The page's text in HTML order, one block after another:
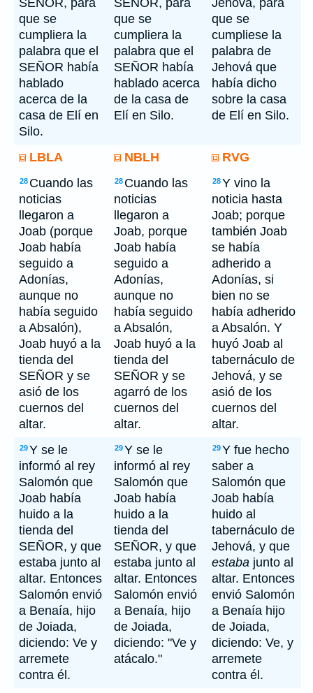
SEÑOR, para
que se
cumpliera la
palabra que el
SEÑOR había
hablado
acerca de la
casa de Elí en
Silo.
SEÑOR, para
que se
cumpliera la
palabra que el
SEÑOR había
hablado acerca
de la casa de
Elí en Silo.
Jehová, para
que se
cumpliese la
palabra de
Jehová que
había dicho
sobre la casa
de Elí en Silo.
LBLA NBLH RVG
28 Cuando las
noticias
llegaron a
Joab (porque
Joab había
seguido a
Adonías,
aunque no
había seguido
a Absalón),
Joab huyó a la
tienda del
SEÑOR y se
asió de los
cuernos del
altar.
28 Cuando las
noticias
llegaron a
Joab, porque
Joab había
seguido a
Adonías,
aunque no
había seguido
a Absalón,
Joab huyó a la
tienda del
SEÑOR y se
agarró de los
cuernos del
altar.
28Y vino la
noticia hasta
Joab; porque
también Joab
se había
adherido a
Adonías, si
bien no se
había adherido
a Absalón. Y
huyó Joab al
tabernáculo de
Jehová, y se
asió de los
cuernos del
altar.
29Y se le
informó al rey
Salomón que
Joab había
huido a la
tienda del
SEÑOR, y que
estaba junto al
altar. Entonces
Salomón envió
a Benaía, hijo
de Joiada,
diciendo: Ve y
arremete
contra él.
29Y se le
informó al rey
Salomón que
Joab había
huido a la
tienda del
SEÑOR, y que
estaba junto al
altar. Entonces
Salomón envió
a Benaía, hijo
de Joiada,
diciendo: "Ve y
atácalo."
29Y fue hecho
saber a
Salomón que
Joab había
huido al
tabernáculo de
Jehová, y que
estaba junto al
altar. Entonces
envió Salomón
a Benaía hijo
de Joiada,
diciendo: Ve, y
arremete
contra él.